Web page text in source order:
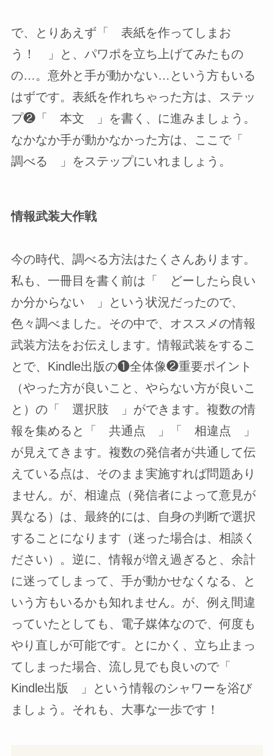
で、とりあえず「 表紙を作ってしまお
う！ 」と、パワポを立ち上げてみたもの
の…。意外と手が動かない…という方もいる
はずです。表紙を作れちゃった方は、ステッ
プ❷「 本文 」を書く、に進みましょう。
なかなか手が動かなかった方は、ここで「
調べる 」をステップにいれましょう。
情報武装大作戦
今の時代、調べる方法はたくさんあります。
私も、一冊目を書く前は「 どーしたら良い
か分からない 」という状況だったので、
色々調べました。その中で、オススメの情報
武装方法をお伝えします。情報武装をするこ
とで、Kindle出版の❶全体像❷重要ポイント
（やった方が良いこと、やらない方が良いこ
と）の「 選択肢 」ができます。複数の情
報を集めると「 共通点 」「 相違点 」
が見えてきます。複数の発信者が共通して伝
えている点は、そのまま実施すれば問題あり
ません。が、相違点（発信者によって意見が
異なる）は、最終的には、自身の判断で選択
することになります（迷った場合は、相談く
ださい）。逆に、情報が増え過ぎると、余計
に迷ってしまって、手が動かせなくなる、と
いう方もいるかも知れません。が、例え間違
っていたとしても、電子媒体なので、何度も
やり直しが可能です。とにかく、立ち止まっ
てしまった場合、流し見でも良いので「
Kindle出版 」という情報のシャワーを浴び
ましょう。それも、大事な一歩です！